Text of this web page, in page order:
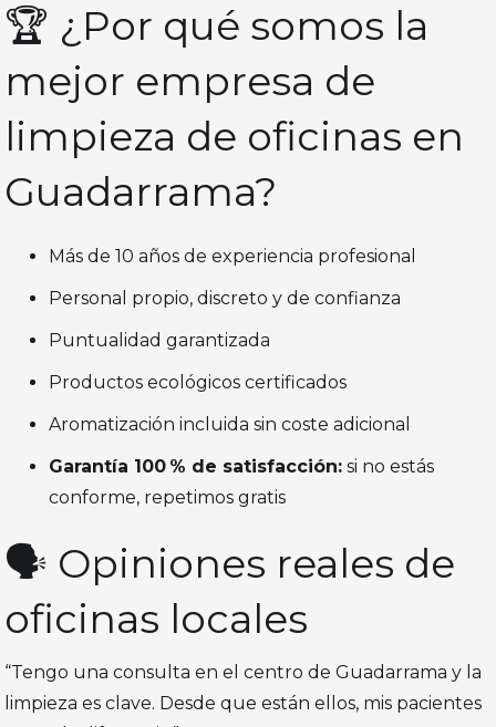
🏆 ¿Por qué somos la
mejor empresa de
limpieza de oficinas en
Guadarrama?
Más de 10 años de experiencia profesional
Personal propio, discreto y de confianza
Puntualidad garantizada
Productos ecológicos certificados
Aromatización incluida sin coste adicional
Garantía 100 % de satisfacción: si no estás
conforme, repetimos gratis
🗣️ Opiniones reales de
oficinas locales
“Tengo una consulta en el centro de Guadarrama y la
limpieza es clave. Desde que están ellos, mis pacientes